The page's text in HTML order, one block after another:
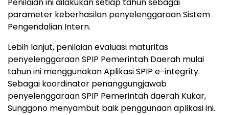
Penilaian ini dilakukan setiap tahun sebagai
parameter keberhasilan penyelenggaraan Sistem
Pengendalian Intern.
Lebih lanjut, penilaian evaluasi maturitas
penyelenggaraan SPIP Pemerintah Daerah mulai
tahun ini menggunakan Aplikasi SPIP e-integrity.
Sebagai koordinator penanggungjawab
penyelenggaraan SPIP Pemerintah daerah Kukar,
Sunggono menyambut baik penggunaan aplikasi ini.